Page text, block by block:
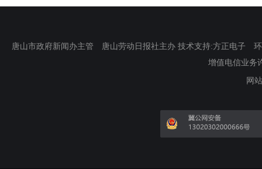
唐山市政府新闻办主管 唐山劳动日报社主办 技术支持:方正电子
增值电信业务
网